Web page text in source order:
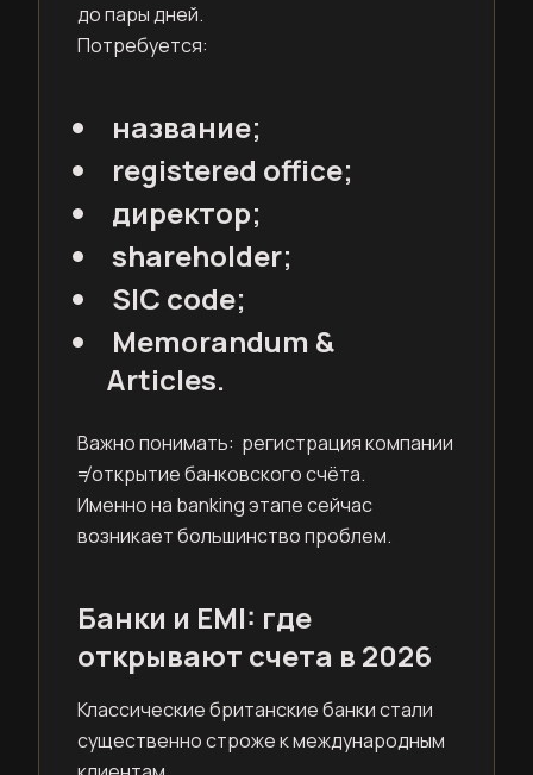
до пары дней.
Потребуется:
название;
registered office;
директор;
shareholder;
SIC code;
Memorandum &
Articles.
Важно понимать: регистрация компании
≠ открытие банковского счёта.
Именно на banking этапе сейчас
возникает большинство проблем.
Банки и EMI: где
открывают счета в 2026
Классические британские банки стали
существенно строже к международным